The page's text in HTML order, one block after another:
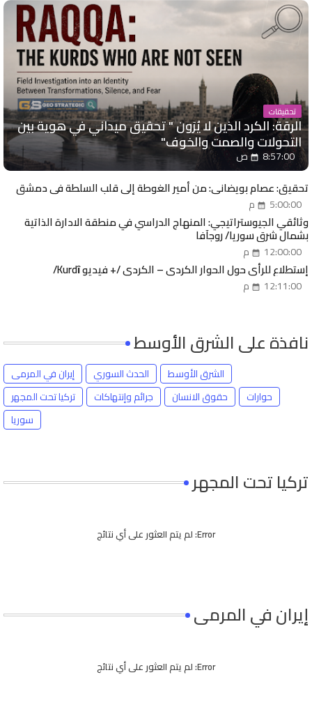
تحقيقات
الرقة: الكرد الذين لا يُرَون " تحقيق ميداني في هوية بين
التحولات والصمت والخوف"
8:57:00 ص
تحقيق: عصام بويضاني: من أمير الغوطة إلى قلب السلطة في دمشق
5:00:00 م
وثائقي الجيوستراتيجي: المنهاج الدراسي في منطقة الادارة الذاتية
بشمال شرق سوريا/ روجآفا
12:00:00 م
إستطلاع للرأي حول الحوار الكردي – الكردي /+ فيديو Kurdȋ/
12:11:00 م
نافذة على الشرق الأوسط
إيران في المرمى الحدث السوري
الشرق الأوسط
تركيا تحت المجهر
جرائم وإنتهاكات حقوق الانسان
حوارات
سوريا
تركيا تحت المجهر
Error: لم يتم العثور على أي نتائج
إيران في المرمى
Error: لم يتم العثور على أي نتائج